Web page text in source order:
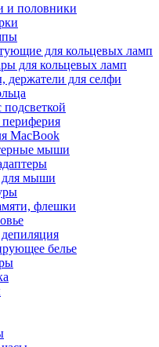
и половники
для кольцевых ламп
для кольцевых ламп
держатели для селфи
подсветкой
MacBook
мыши
мыши
флешки
белье